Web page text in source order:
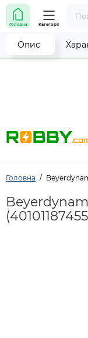
Увага! Роботу
робимо все
Головна Категорії
Головна
Опис